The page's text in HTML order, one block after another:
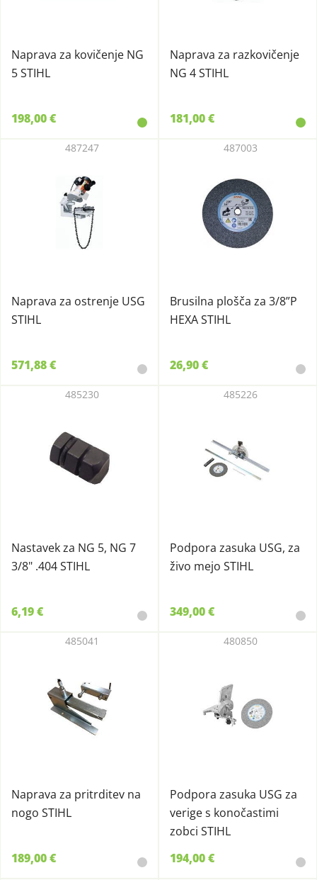
Naprava za kovičenje NG
5 STIHL
198,00 €
Naprava za razkovičenje
NG 4 STIHL
181,00 €
Naprava za ostrenje USG
STIHL
487247
571,88 €
Brusilna plošča za 3/8”P
HEXA STIHL
487003
26,90 €
Nastavek za NG 5, NG 7
3/8" .404 STIHL
485230
6,19 €
Podpora zasuka USG, za
živo mejo STIHL
485226
349,00 €
Naprava za pritrditev na
nogo STIHL
485041
189,00 €
Podpora zasuka USG za
verige s konočastimi
zobci STIHL
480850
194,00 €